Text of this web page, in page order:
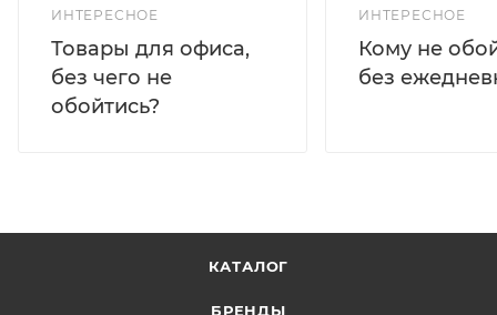
ИНТЕРЕСНОЕ
Товары для офиса,
без чего не
обойтись?
ИНТЕРЕСНОЕ
Кому не
без
КАТАЛОГ
БРЕНДЫ